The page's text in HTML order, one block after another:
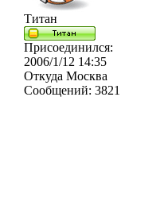
Титан
Присоединился:
2006/1/12 14:35
Откуда Москва
Сообщений: 3821